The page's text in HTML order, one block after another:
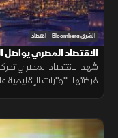
الشرق Bloomberg اقتصاد
الاقتصاد المصري يواصل
شهد الاقتصاد المصري
فرضتها التوترات